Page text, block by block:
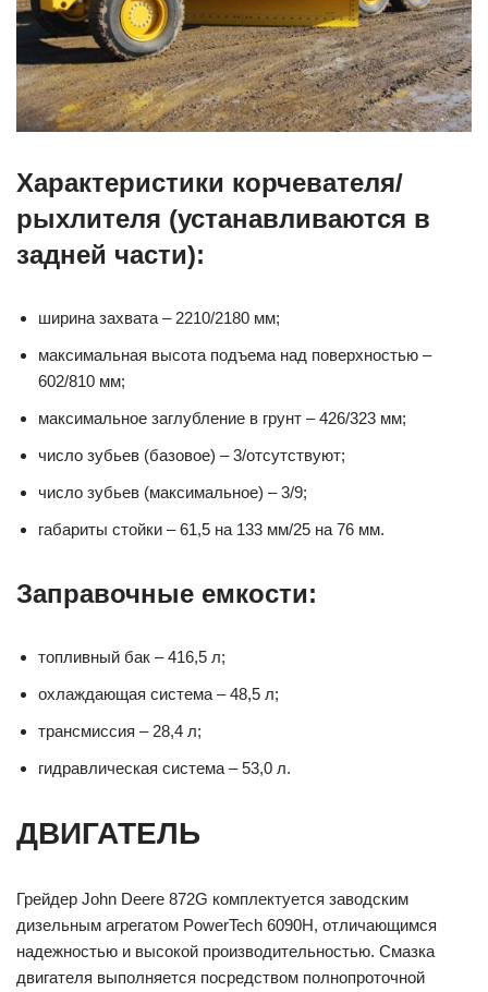
Характеристики корчевателя/
рыхлителя (устанавливаются в
задней части):
ширина захвата – 2210/2180 мм;
максимальная высота подъема над поверхностью –
602/810 мм;
максимальное заглубление в грунт – 426/323 мм;
число зубьев (базовое) – 3/отсутствуют;
число зубьев (максимальное) – 3/9;
габариты стойки – 61,5 на 133 мм/25 на 76 мм.
Заправочные емкости:
топливный бак – 416,5 л;
охлаждающая система – 48,5 л;
трансмиссия – 28,4 л;
гидравлическая система – 53,0 л.
ДВИГАТЕЛЬ
Грейдер John Deere 872G комплектуется заводским
дизельным агрегатом PowerTech 6090H, отличающимся
надежностью и высокой производительностью. Смазка
двигателя выполняется посредством полнопроточной